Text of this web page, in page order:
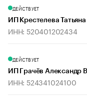
ДЕЙСТВУЕТ
ИП Крестелева
ИНН: 520401202434
ДЕЙСТВУЕТ
ИП Грачёв Александр
ИНН: 524341024100